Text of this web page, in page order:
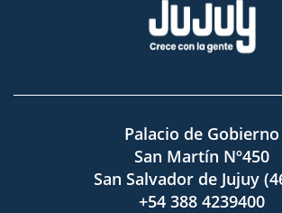
Palacio de Gobierno
San Martín Nº450
San Salvador de Jujuy
+54 388 4239400